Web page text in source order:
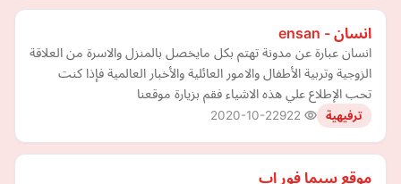
انسان - ensan
انسان عبارة عن مدونة تهتم بكل مايخصل بالمنزل والاسرة من العلاقة
الزوجية وتربية الأطفال والامور العائلية والأخبار العالمية فإذا كنت
تحب الإطلاع علي هذه الاشياء فقم بزيارة موقعنا
ترفيهية 2020-10-22
موقع سيما فور اب